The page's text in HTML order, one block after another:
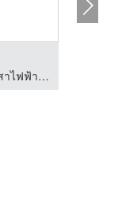
ผู้ผลิต ขายส่ง โคมไฟถนน อุปกรณ์เสาไฟฟ้า สมุทรสาคร